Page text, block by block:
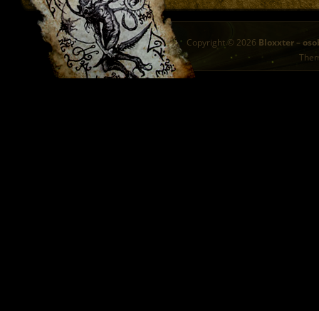
Copyright © 2026 Bloxxter –